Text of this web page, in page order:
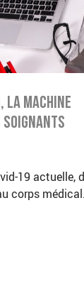
la machine
soignants
19 actuelle,
corps